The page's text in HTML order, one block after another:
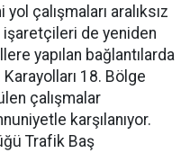
çalışmaları aralıksız
de yeniden
yapılan bağlantılarda
18. Bölge
çalışmalar
karşılanıyor.
Trafik Baş